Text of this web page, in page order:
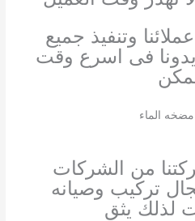
وتنفيذ جميع
فى اسرع وقت
مضخه الماء
من الشركات
تركيب وصيانه
لذلك يثق